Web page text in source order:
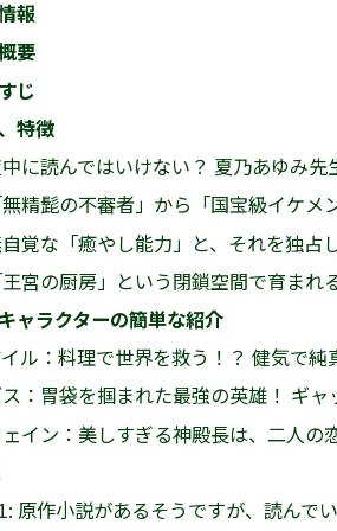
報
要
じ
特徴
に読んではいけない？ 夏乃あゆみ
無精髭の不審者」から「国宝級イケ
覚な「癒やし能力」と、それを独占
王宮の厨房」という閉鎖空間で育まれ
ャラクターの簡単な紹介
ル：料理で世界を救う！？ 健気で純
：胃袋を掴まれた最強の英雄！ ギ
イン：美しすぎる神殿長は、二人の
原作小説があるそうですが、読んで